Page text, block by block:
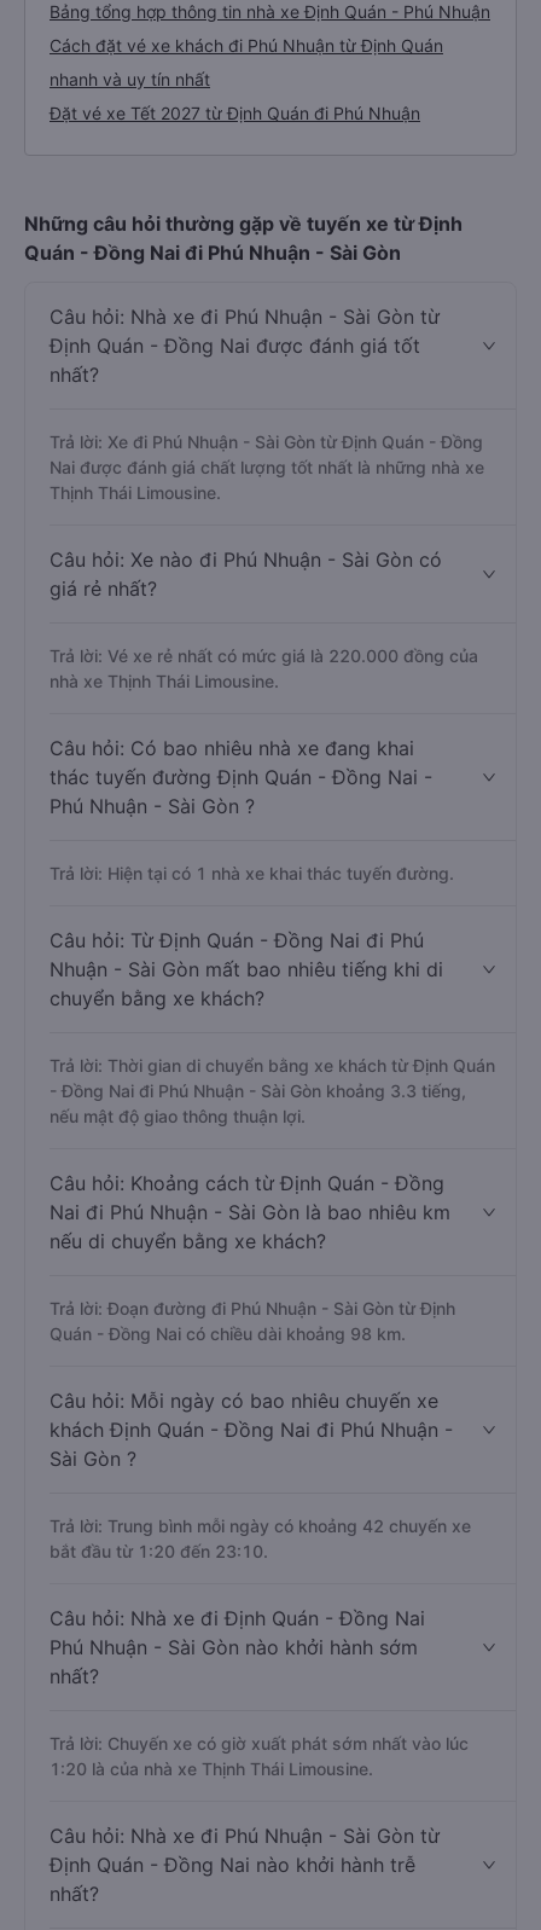
Bảng tổng hợp thông tin nhà xe Định Quán - Phú Nhuận
Cách đặt vé xe khách đi Phú Nhuận từ Định Quán
nhanh và uy tín nhất
Đặt vé xe Tết 2027 từ Định Quán đi Phú Nhuận
Những câu hỏi thường gặp về tuyến xe từ Định
Quán - Đồng Nai đi Phú Nhuận - Sài Gòn
Câu hỏi: Nhà xe đi Phú Nhuận - Sài Gòn từ
Định Quán - Đồng Nai được đánh giá tốt
nhất?
Trả lời: Xe đi Phú Nhuận - Sài Gòn từ Định Quán - Đồng
Nai được đánh giá chất lượng tốt nhất là những nhà xe
Thịnh Thái Limousine.
Câu hỏi: Xe nào đi Phú Nhuận - Sài Gòn có
giá rẻ nhất?
Trả lời: Vé xe rẻ nhất có mức giá là 220.000 đồng của
nhà xe Thịnh Thái Limousine.
Câu hỏi: Có bao nhiêu nhà xe đang khai
thác tuyến đường Định Quán - Đồng Nai -
Phú Nhuận - Sài Gòn ?
Trả lời: Hiện tại có 1 nhà xe khai thác tuyến đường.
Câu hỏi: Từ Định Quán - Đồng Nai đi Phú
Nhuận - Sài Gòn mất bao nhiêu tiếng khi di
chuyển bằng xe khách?
Trả lời: Thời gian di chuyển bằng xe khách từ Định Quán
- Đồng Nai đi Phú Nhuận - Sài Gòn khoảng 3.3 tiếng,
nếu mật độ giao thông thuận lợi.
Câu hỏi: Khoảng cách từ Định Quán - Đồng
Nai đi Phú Nhuận - Sài Gòn là bao nhiêu km
nếu di chuyển bằng xe khách?
Trả lời: Đoạn đường đi Phú Nhuận - Sài Gòn từ Định
Quán - Đồng Nai có chiều dài khoảng 98 km.
Câu hỏi: Mỗi ngày có bao nhiêu chuyến xe
khách Định Quán - Đồng Nai đi Phú Nhuận -
Sài Gòn ?
Trả lời: Trung bình mỗi ngày có khoảng 42 chuyến xe
bắt đầu từ 1:20 đến 23:10.
Câu hỏi: Nhà xe đi Định Quán - Đồng Nai
Phú Nhuận - Sài Gòn nào khởi hành sớm
nhất?
Trả lời: Chuyến xe có giờ xuất phát sớm nhất vào lúc
1:20 là của nhà xe Thịnh Thái Limousine.
Câu hỏi: Nhà xe đi Phú Nhuận - Sài Gòn từ
Định Quán - Đồng Nai nào khởi hành trễ
nhất?